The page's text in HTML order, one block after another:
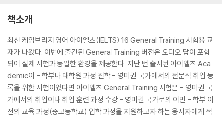
책소개
최신 케임브리지 영어 아이엘츠(IELTS) 16 General Training 시험용 교
재가 나왔다. 이번에 출간된 General Training 버전은 오디오 답이 포함
되어 실제 시험과 동일한 환경을 제공한다. 지난 번 출시된 아이엘츠 Aca
demic이 - 학부나 대학원 과정 진학 - 영미권 국가에서의 전문직 취업 등
록을 위한 시험이었다면 아이엘츠 General Training 시험은 - 영미권 국
가에서의 취업이나 취업 훈련 과정 수강 - 영미권 국가로의 이민 - 학부 이
전의 교육 과정(중고등학교) 입학 과정을 지원하고자 하는 응시자에게 적